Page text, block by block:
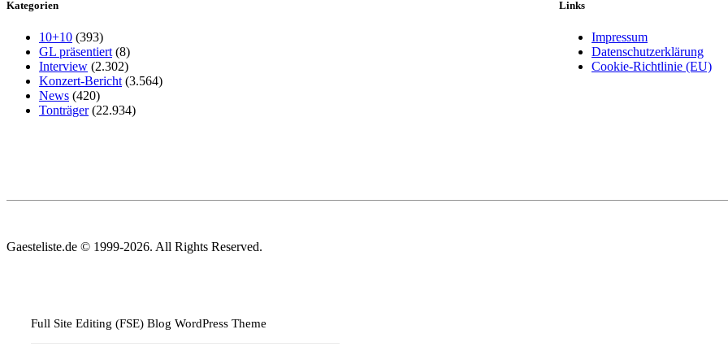
Kategorien
10+10 (393)
GL präsentiert (8)
Interview (2.302)
Konzert-Bericht (3.564)
News (420)
Tonträger(22.934)
Links
Impressum
Datenschutzerklärung
Cookie-Richtlinie (EU)
Gaesteliste.de © 1999-2026. All Rights Reserved.
Full Site Editing (FSE) Blog WordPress Theme